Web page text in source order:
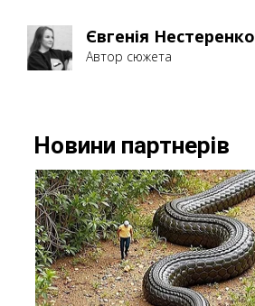
Євгенія Нестеренко
Автор сюжета